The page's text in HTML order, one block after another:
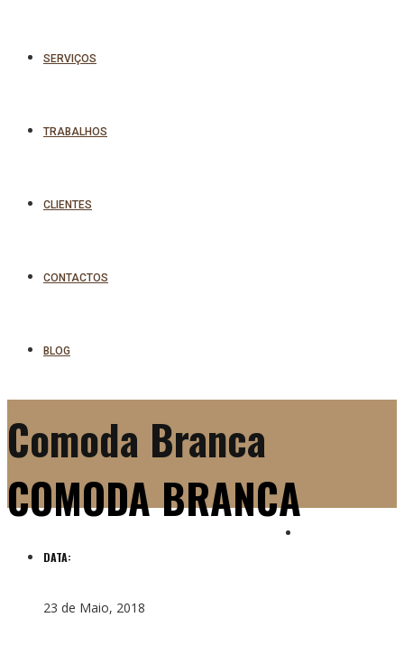
SERVIÇOS
TRABALHOS
CLIENTES
CONTACTOS
BLOG
Comoda Branca
COMODA BRANCA
DATA:
23 de Maio, 2018